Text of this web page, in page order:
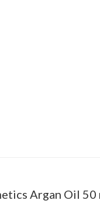
Argan Oil 50